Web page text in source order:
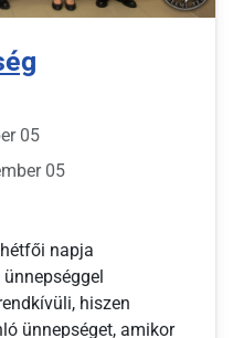
05
05
napja
hiszen
ünnepséget, amikor